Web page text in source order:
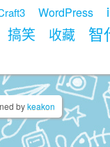
WordPress
搞笑 收藏 智
bykeakon